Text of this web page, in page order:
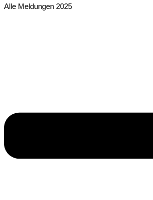
Alle Meldungen 2025